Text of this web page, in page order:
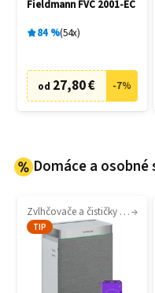
Fieldmann FVC 2001-EC
84% 54x
od 27,80 € -7%
Domáce a
Zvlhčovače a čističky vzduchu
TIP